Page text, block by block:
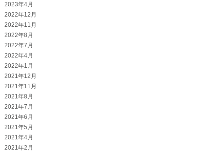
2023年4月
2022年12月
2022年11月
2022年8月
2022年7月
2022年4月
2022年1月
2021年12月
2021年11月
2021年8月
2021年7月
2021年6月
2021年5月
2021年4月
2021年2月